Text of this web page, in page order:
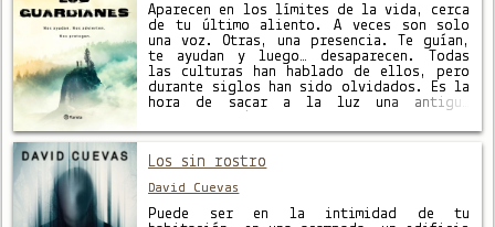
Aparecen en los límites de la vida, cerca
de tu último aliento. A veces son solo
una voz. Otras, una presencia. Te guían,
te ayudan y luego… desaparecen. Todas
las culturas han hablado de ellos, pero
durante siglos han sido olvidados. Es la
hora de sacar a la luz una antigua
Los sin rostro
David Cuevas
Puede ser en la intimidad de tu